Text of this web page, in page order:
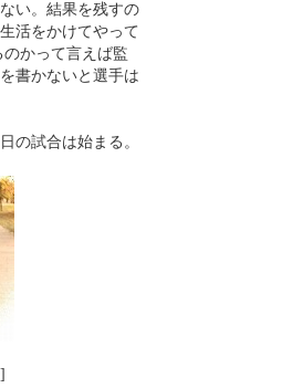
い。結果を残すの
活をかけてやって
かって言えば監
書かないと選手は
の試合は始まる。